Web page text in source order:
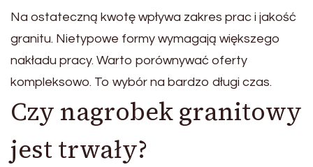
Na ostateczną kwotę wpływa zakres prac i jakość
granitu. Nietypowe formy wymagają większego
nakładu pracy. Warto porównywać oferty
kompleksowo. To wybór na bardzo długi czas.
Czy nagrobek granitowy
jest trwały?